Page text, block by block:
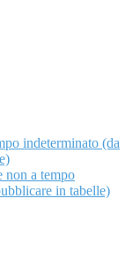
indeterminato (da
non a tempo
in tabelle)